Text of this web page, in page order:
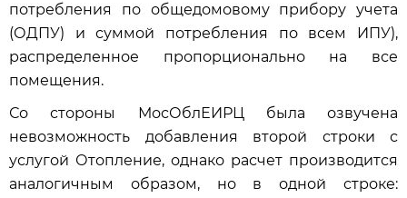
потребления по общедомовому прибору учета
(ОДПУ) и суммой потребления по всем ИПУ),
распределенное пропорционально на все
помещения.
Со стороны МосОблЕИРЦ была озвучена
невозможность добавления второй строки с
услугой Отопление, однако расчет производится
аналогичным образом, но в одной строке: